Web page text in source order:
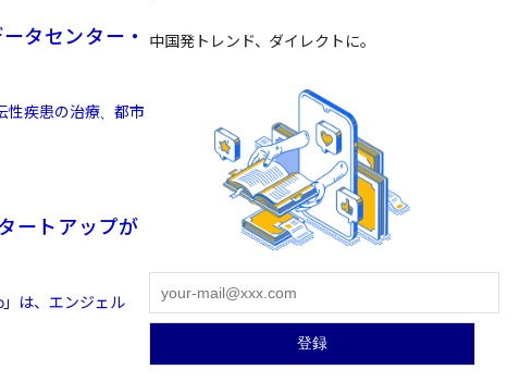
タセンター・
性疾患の治療、都市
ートアップが
は、エンジェル
中国発トレンド、ダイレクトに。